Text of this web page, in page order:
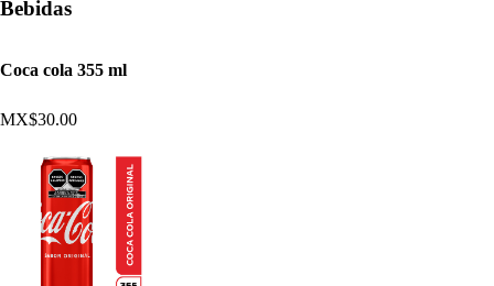
Bebidas
Coca cola 355 ml
MX$30.00